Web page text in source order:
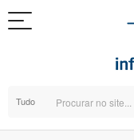
Tudo